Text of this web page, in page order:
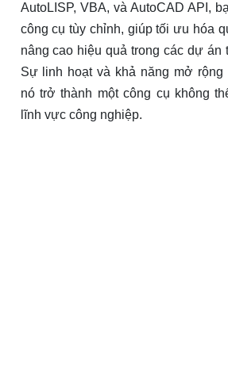
AutoLISP, VBA, và AutoCAD API,
công cụ tùy chỉnh, giúp tối ưu hóa
nâng cao hiệu quả trong các dự án
Sự linh hoạt và khả năng mở rộng
nó trở thành một công cụ không
lĩnh vực công nghiệp.